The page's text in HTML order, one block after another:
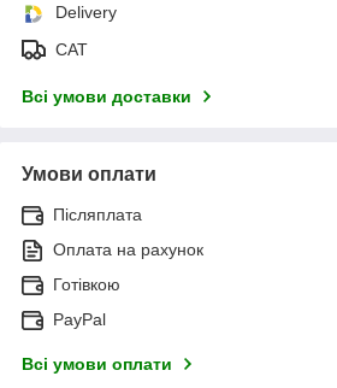
Delivery
САТ
Всі умови доставки
Умови оплати
Післяплата
Оплата на рахунок
Готівкою
PayPal
Всі умови оплати